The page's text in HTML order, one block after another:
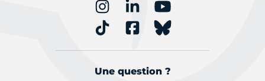
Une question ?